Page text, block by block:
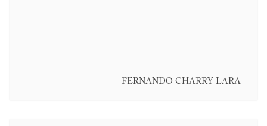
FERNANDO CHARRY LARA